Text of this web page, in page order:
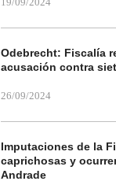
Odebrecht: Fiscalía
acusación contra
26/09/2024
Imputaciones de la
caprichosas y
Andrade